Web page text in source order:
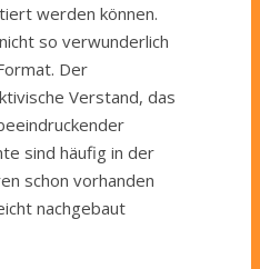
werden können.
so verwunderlich
Der
Verstand, das
sind häufig in der
schon vorhanden
nachgebaut